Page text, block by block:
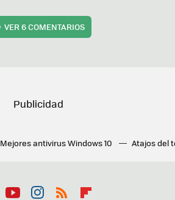
VER 6 COMENTARIOS
Mejores antivirus Windows 10 Atajos del